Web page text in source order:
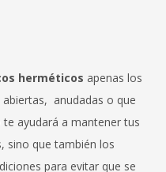
herméticos apenas los
anudadas o que
ayudará a mantener tus
sino que también los
para evitar que se